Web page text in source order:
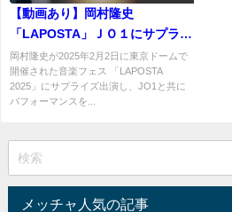
【動画あり】岡村隆史
「LAPOSTA」ＪＯ１にサプライ
ズ出演でキレキレダンスが健在
岡村隆史が2025年2月2日に東京ドームで
開催された音楽フェス 「LAPOSTA
2025」にサプライズ出演し、JO1と共に
パフォーマンスを...
メッチャ人気の記事